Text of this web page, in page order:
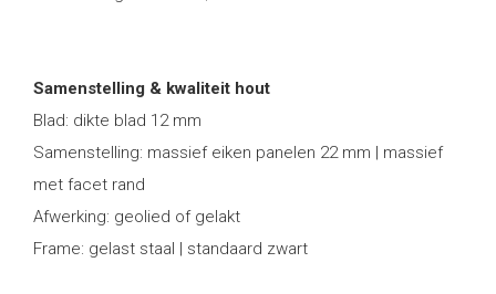
Samenstelling & kwaliteit hout
Blad: dikte blad 12 mm
Samenstelling: massief eiken panelen 22 mm | massief
met facet rand
Afwerking: geolied of gelakt
Frame: gelast staal | standaard zwart